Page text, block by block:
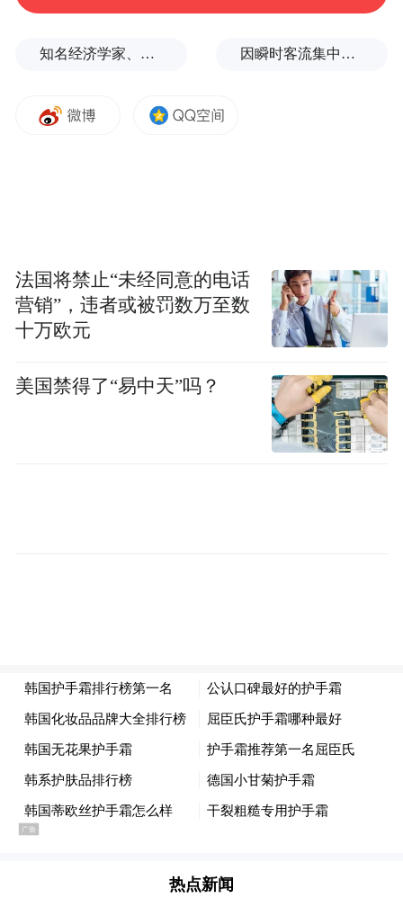
签订相关补充协议或附加条款。在昌定点医
疗机构统一向南昌市医保经办机构申请，省
中医日间病房治疗医保支付比例明确
待遇参照普通住院执行，需办理入院、出院
手续，起付线、封顶线、大病保险、医疗救
助等与普通住院连续计算。
参保人员在本统筹区定点医疗机构接受中医
日间病房治疗的，相关符合规定的医疗费用
医保基金支付按医疗机构等级执行，职工医
例分别为：一级85%、二级80%、三级
75%；城乡居民医保支付比例分别为：一级
80%、二级70%、三级50%。
纳入病例的“中治率”应达到50%及以上
我省医保信息系统将新增业务类型“中医优势
病种日间病房治疗”。定点医疗机构应及时完
知名经济学家、教育家、出版人高希均辞世，享年90岁 因瞬时客流集中致部分观众入场受阻，浙江省博物馆致歉
法国将禁止“未经同意的电话
营销”，违者或被罚数万至数
十万欧元
美国禁得了“易中天”吗？
热点新闻